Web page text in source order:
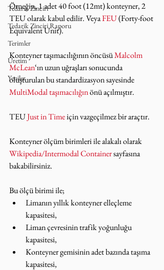
Tedarik Zinciri
Tedarik Zinciri Raporu
Terimler
Üretim
Yeniler
Örneğin, 1 adet 40 foot (12mt) konteyner, 2
TEU olarak kabul edilir. Veya FEU (Forty-foot
Equivalent Unit).
Konteyner taşımacılığının öncüsü Malcolm
McLean‘ın uzun uğraşları sonucunda
oluşturulan bu standardizasyon sayesinde
MultiModal taşımacılığın önü açılmıştır.
TEU Just in Time için vazgeçilmez bir araçtır.
Konteyner ölçüm birimleri ile alakalı olarak
Wikipedia/Intermodal Container sayfasına
bakabilirsiniz.
Bu ölçü birimi ile;
Limanın yıllık konteyner elleçleme
kapasitesi,
Liman çevresinin trafik yoğunluğu
kapasitesi,
Konteyner gemisinin adet bazında taşıma
kapasitesi,